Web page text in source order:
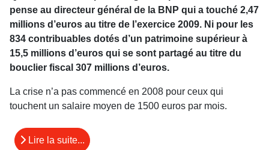
pense au directeur général de la BNP qui a touché 2,47
millions d’euros au titre de l’exercice 2009. Ni pour les
834 contribuables dotés d’un patrimoine supérieur à
15,5 millions d’euros qui se sont partagé au titre du
bouclier fiscal 307 millions d’euros.
La crise n’a pas commencé en 2008 pour ceux qui
touchent un salaire moyen de 1500 euros par mois.
Lire la suite...